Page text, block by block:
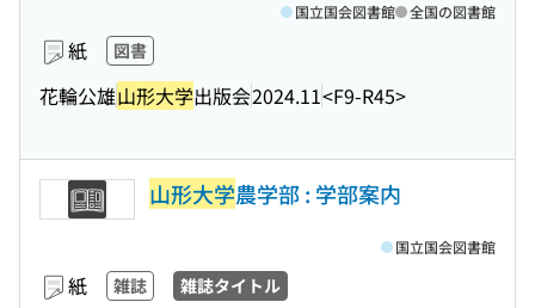
紙 図書
花輪公雄山形大学出版会2024.11<F9-R45>
国立国会図書館 全国の図書館
山形大学農学部 : 学部案内
紙 雑誌 雑誌タイトル
国立国会図書館